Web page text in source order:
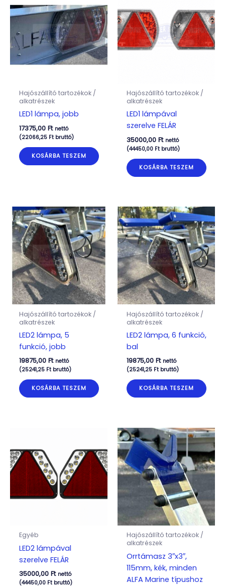
Hajószállító tartozékok /
alkatrészek
LED1 lámpa, jobb
17375,00 Ft nettó
(22066,25 Ftbruttó)
KOSÁRBA TESZEM
Hajószállító tartozékok /
alkatrészek
LED1 lámpával
szerelve FELÁR
35000,00 Ft nettó
(44450,00 Ftbruttó)
KOSÁRBA TESZEM
Hajószállító tartozékok /
alkatrészek
LED2 lámpa, 5
funkció, jobb
19875,00 Ft nettó
(25241,25 Ftbruttó)
KOSÁRBA TESZEM
Hajószállító tartozékok /
alkatrészek
LED2 lámpa, 6 funkció,
bal
19875,00 Ft nettó
(25241,25 Ftbruttó)
KOSÁRBA TESZEM
Egyéb
LED2 lámpával
szerelve FELÁR
35000,00 Ft nettó
(44450,00 Ftbruttó)
Hajószállító tartozékok /
alkatrészek
Orrtámasz 3″x3″,
115mm, kék, minden
ALFA Marine típushoz